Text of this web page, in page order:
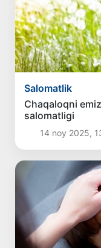
Salomatlik
Chaqaloqni
salomatligi
14 noy 2025,